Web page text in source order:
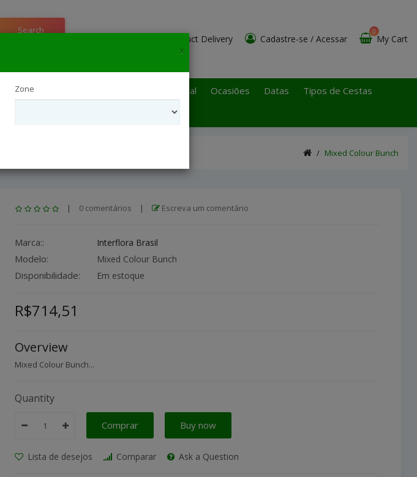
Search
Product Delivery Cadastre-se / Acessar My Cart
0
Internacional Interflora São Paulo Litoral Ocasiões Datas
Tipos de Cestas
Para Funeral
Mixed Colour Bunch
| 0 comentários | Escreva um comentário
Marca:: Interflora Brasil
Modelo: Mixed Colour Bunch
Disponibilidade: Em estoque
R$714,51
Overview
Mixed Colour Bunch...
Quantity
Comprar Buy now
Lista de desejos Comparar Ask a Question
×
Zone